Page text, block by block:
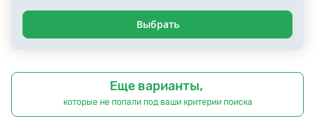
Выбрать
Еще варианты,
которые не попали под ваши критерии поиска